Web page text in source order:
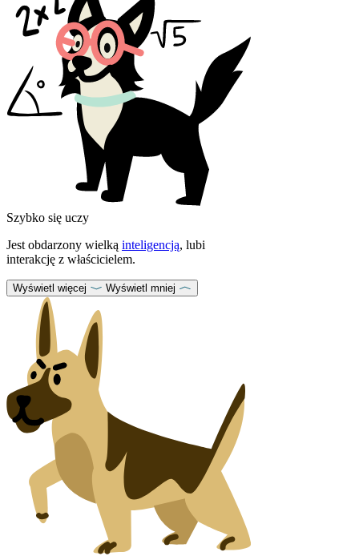
Szybko się uczy
Jest obdarzony wielką inteligencją, lubi
interakcję z właścicielem.
Wyświetl więcej Wyświetl mniej